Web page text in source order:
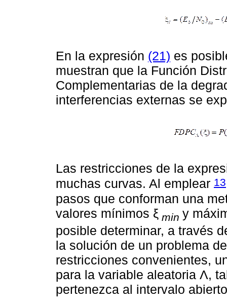
En la expresión (21) es
muestran que la Función
Complementarias de la
interferencias externas se
Las restricciones de la
muchas curvas. Al emplear 13
pasos que conforman una
valores mínimos ξ min y
posible determinar, a través
la solución de un problema
restricciones convenientes,
para la variable aleatoria Λ,
pertenezca al intervalo